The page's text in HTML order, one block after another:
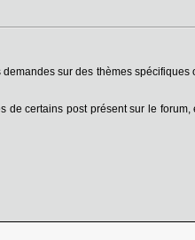
sur des thèmes spécifiques
de certains post présent sur le